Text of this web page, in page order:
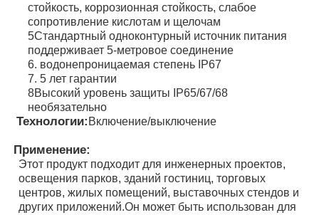
Главная страница
Продукция
О Компании
стойкость, коррозионная стойкость, слабое
сопротивление кислотам и щелочам
5Стандартный одноконтурный источник питания
поддерживает 5-метровое соединение
6. водонепроницаемая степень IP67
7. 5 лет гарантии
8Высокий уровень защиты IP65/67/68
необязательно
Технологии: Включение/выключение
Применение:
Этот продукт подходит для инженерных проектов,
освещения парков, зданий гостиниц, торговых
центров, жилых помещений, выставочных стендов и
других приложений.Он может быть использован для